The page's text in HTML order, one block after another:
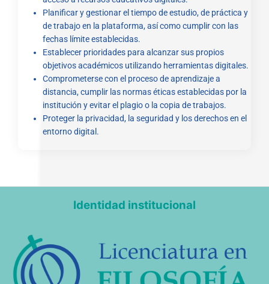
Planificar y gestionar el tiempo de estudio, de práctica y
de trabajo en la plataforma, así como cumplir con las
fechas límite establecidas.
Establecer prioridades para alcanzar sus propios
objetivos académicos utilizando herramientas digitales.
Comprometerse con el proceso de aprendizaje a
distancia, cumplir las normas éticas establecidas por la
institución y evitar el plagio o la copia de trabajos.
Proteger la privacidad, la seguridad y los derechos en el
entorno digital.
Identidad institucional